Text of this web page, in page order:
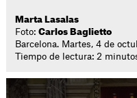
Marta Lasalas
Foto:Carlos Baglietto
Barcelona. Martes, 4 de
Tiempo de lectura: 2